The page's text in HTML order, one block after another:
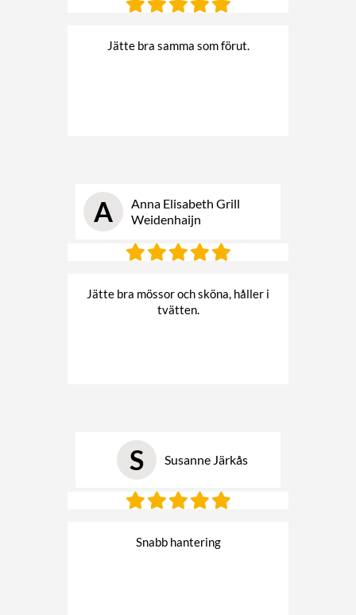
Jätte bra samma som förut.
A
Anna Elisabeth Grill
Weidenhaijn
Jätte bra mössor och sköna, håller i
tvätten.
S Susanne Järkås
Snabb hantering